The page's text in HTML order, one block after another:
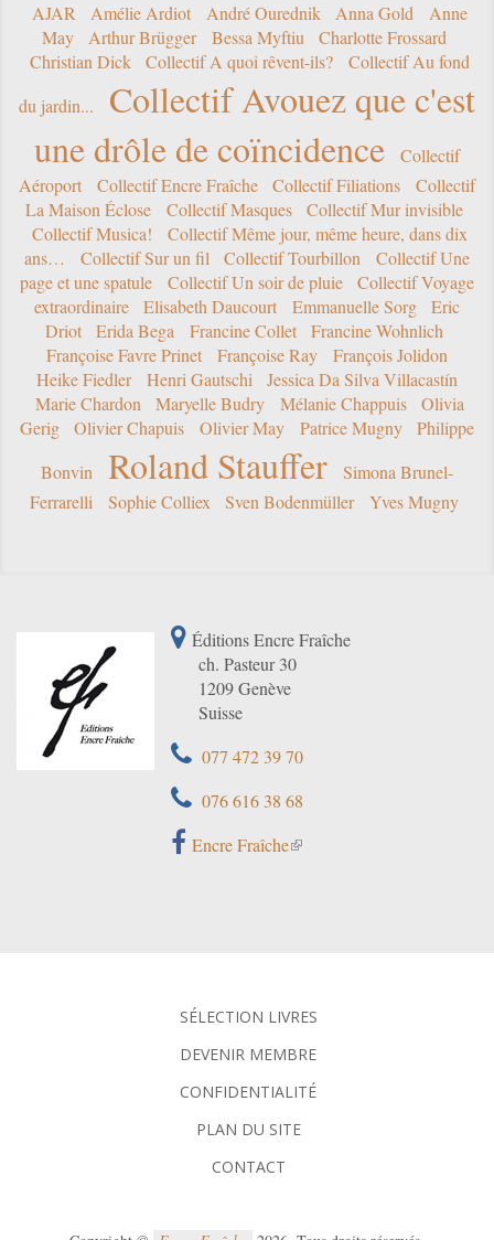
AJAR Amélie Ardiot André Ourednik Anna Gold
Anne
May
Arthur Brügger Bessa Myftiu
Charlotte Frossard
Christian Dick
Collectif A quoi rêvent-ils?
Collectif Au fond
du jardin...
Collectif Avouez que c'est
une drôle de coïncidence
Collectif
Aéroport
Collectif Encre Fraîche Collectif Filiations
Collectif
La Maison Éclose
Collectif Masques
Collectif Mur invisible
Collectif Musica!
Collectif Même jour, même heure, dans dix
ans…
Collectif Sur un fil Collectif Tourbillon
Collectif Une
page et une spatule
Collectif Un soir de pluie
Collectif Voyage
extraordinaire
Elisabeth Daucourt Emmanuelle Sorg
Eric
Driot
Erida Bega Francine Collet
Francine Wohnlich
Françoise Favre Prinet
Françoise Ray
François Jolidon
Heike Fiedler
Henri Gautschi
Jessica Da Silva Villacastín
Marie Chardon
Maryelle Budry Mélanie Chappuis
Olivia
Gerig
Olivier Chapuis Olivier May Patrice Mugny
Philippe
Bonvin
Roland Stauffer
Simona Brunel-
Ferrarelli
Sophie Colliex Sven Bodenmüller Yves Mugny
Éditions Encre Fraîche
ch. Pasteur 30
1209 Genève
Suisse
077 472 39 70
076 616 38 68
Encre Fraîche
SÉLECTION LIVRES
DEVENIR MEMBRE
CONFIDENTIALITÉ
PLAN DU SITE
CONTACT